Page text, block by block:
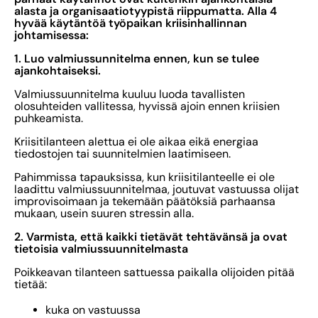
alasta ja organisaatiotyypistä riippumatta. Alla 4
hyvää käytäntöä työpaikan kriisinhallinnan
johtamisessa:
1. Luo valmiussunnitelma ennen, kun se tulee
ajankohtaiseksi.
Valmiussuunnitelma kuuluu luoda tavallisten
olosuhteiden vallitessa, hyvissä ajoin ennen kriisien
puhkeamista.
Kriisitilanteen alettua ei ole aikaa eikä energiaa
tiedostojen tai suunnitelmien laatimiseen.
Pahimmissa tapauksissa, kun kriisitilanteelle ei ole
laadittu valmiussuunnitelmaa, joutuvat vastuussa olijat
improvisoimaan ja tekemään päätöksiä parhaansa
mukaan, usein suuren stressin alla.
2. Varmista, että kaikki tietävät tehtävänsä ja ovat
tietoisia valmiussuunnitelmasta
Poikkeavan tilanteen sattuessa paikalla olijoiden pitää
tietää:
kuka on vastuussa